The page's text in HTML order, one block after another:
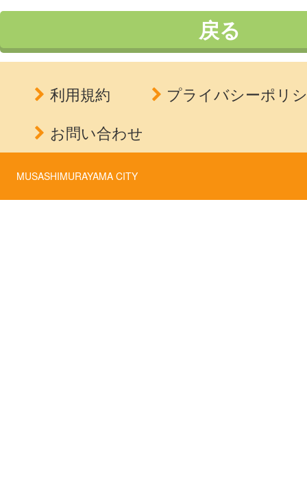
戻る
利用規約
プライバシーポリ
お問い合わせ
MUSASHIMURAYAMA CITY